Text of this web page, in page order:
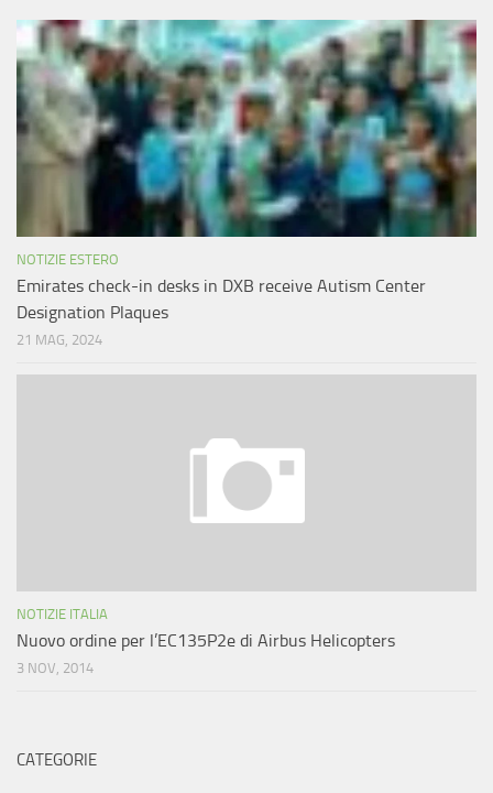
NOTIZIE ESTERO
Emirates check-in desks in DXB receive Autism Center
Designation Plaques
21 MAG, 2024
NOTIZIE ITALIA
Nuovo ordine per l’EC135P2e di Airbus Helicopters
3 NOV, 2014
CATEGORIE